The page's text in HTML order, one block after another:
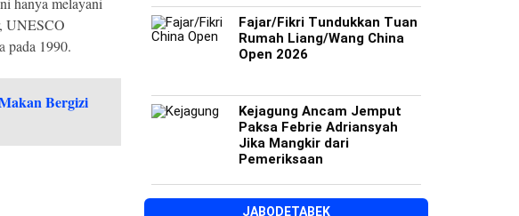
UNESCO
pada 1990.
Bergizi
Fajar/Fikri Tundukkan Tuan
Rumah Liang/Wang China
Open 2026
Kejagung Ancam Jemput
Paksa Febrie Adriansyah
Jika Mangkir dari
Pemeriksaan
JABODETABEK